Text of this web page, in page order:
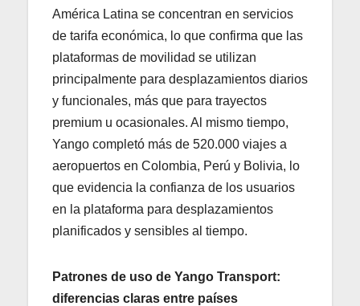
América Latina se concentran en servicios
de tarifa económica, lo que confirma que las
plataformas de movilidad se utilizan
principalmente para desplazamientos diarios
y funcionales, más que para trayectos
premium u ocasionales. Al mismo tiempo,
Yango completó más de 520.000 viajes a
aeropuertos en Colombia, Perú y Bolivia, lo
que evidencia la confianza de los usuarios
en la plataforma para desplazamientos
planificados y sensibles al tiempo.
Patrones de uso de Yango Transport:
diferencias claras entre países